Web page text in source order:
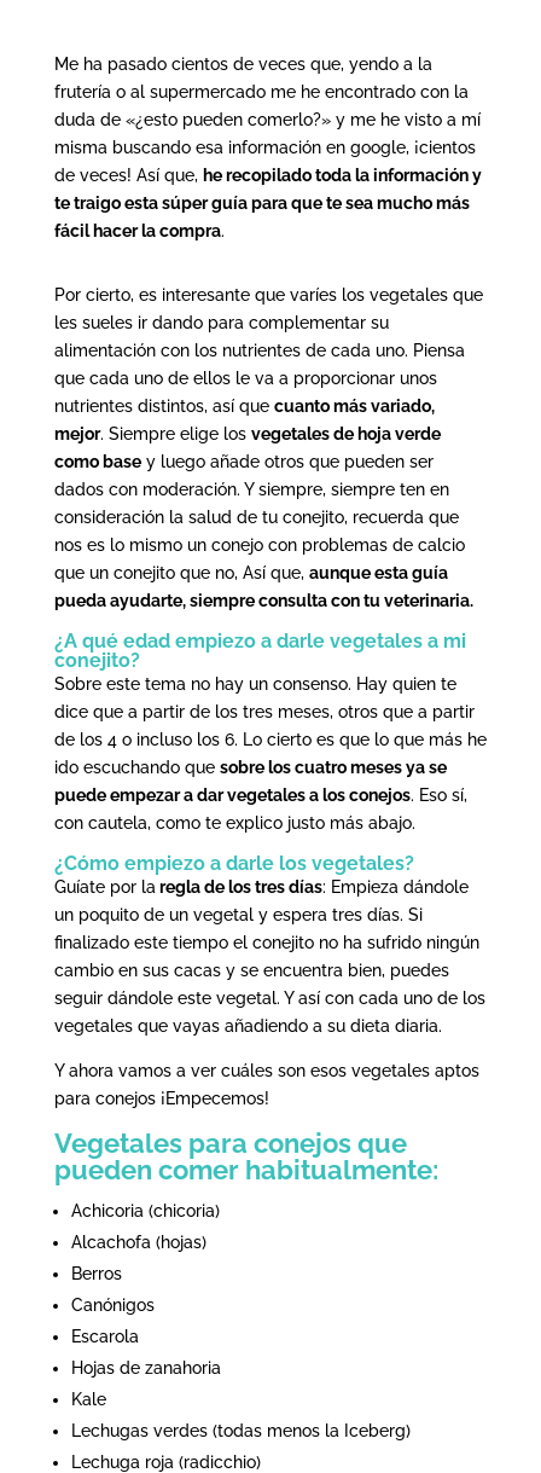
Me ha pasado cientos de veces que, yendo a la
frutería o al supermercado me he encontrado con la
duda de «¿esto pueden comerlo?» y me he visto a mí
misma buscando esa información en google, ¡cientos
de veces! Así que, he recopilado toda la información y
te traigo esta súper guía para que te sea mucho más
fácil hacer la compra.
Por cierto, es interesante que varíes los vegetales que
les sueles ir dando para complementar su
alimentación con los nutrientes de cada uno. Piensa
que cada uno de ellos le va a proporcionar unos
nutrientes distintos, así que cuanto más variado,
mejor. Siempre elige los vegetales de hoja verde
como basey luego añade otros que pueden ser
dados con moderación. Y siempre, siempre ten en
consideración la salud de tu conejito, recuerda que
nos es lo mismo un conejo con problemas de calcio
que un conejito que no, Así que, aunque esta guía
pueda ayudarte, siempre consulta con tu veterinaria.
¿A qué edad empiezo a darle vegetales a mi
conejito?
Sobre este tema no hay un consenso. Hay quien te
dice que a partir de los tres meses, otros que a partir
de los 4 o incluso los 6. Lo cierto es que lo que más he
ido escuchando que sobre los cuatro meses ya se
puede empezar a dar vegetales a los conejos. Eso sí,
con cautela, como te explico justo más abajo.
¿Cómo empiezo a darle los vegetales?
Guíate por la regla de los tres días: Empieza dándole
un poquito de un vegetal y espera tres días. Si
finalizado este tiempo el conejito no ha sufrido ningún
cambio en sus cacas y se encuentra bien, puedes
seguir dándole este vegetal. Y así con cada uno de los
vegetales que vayas añadiendo a su dieta diaria.
Y ahora vamos a ver cuáles son esos vegetales aptos
para conejos ¡Empecemos!
Vegetales para conejos que
pueden comer habitualmente:
Achicoria (chicoria)
Alcachofa (hojas)
Berros
Canónigos
Escarola
Hojas de zanahoria
Kale
Lechugas verdes (todas menos la Iceberg)
Lechuga roja (radicchio)